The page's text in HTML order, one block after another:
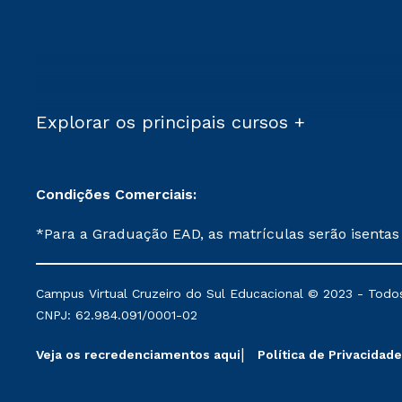
Explorar os principais cursos +
Condições Comerciais:
*Para a Graduação EAD, as matrículas serão
mantidos conforme negociação. Descontos
serviços.
Campus Virtual Cruzeiro do Sul Educacional © 2023 -
CNPJ: 62.984.091/0001-02
Veja os recredenciamentos aqui Política de Privacidade